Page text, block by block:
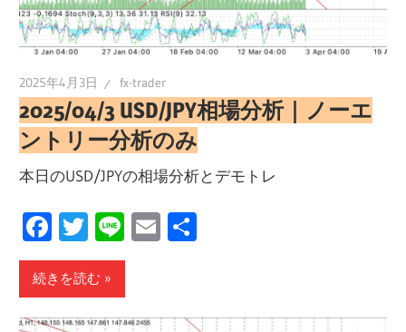
2025年4月3日 fx-trader
2025/04/3 USD/JPY相場分析｜ノーエ
ントリー分析のみ
本日のUSD/JPYの相場分析とデモトレ
Facebook
Twitter
LineEmail
続きを読む